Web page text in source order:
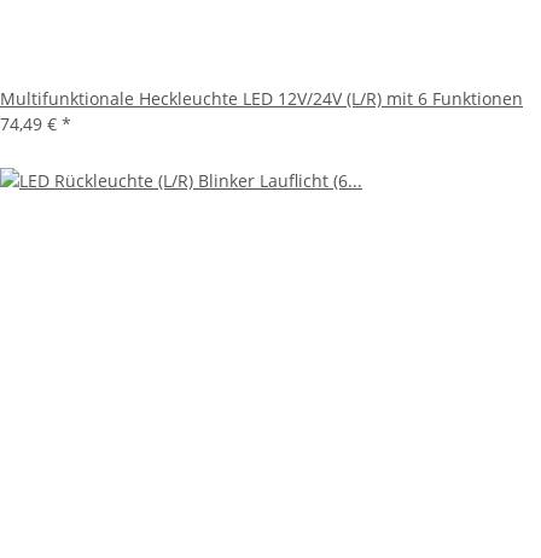
Multifunktionale Heckleuchte LED 12V/24V (L/R) mit 6 Funktionen
74,49 € *